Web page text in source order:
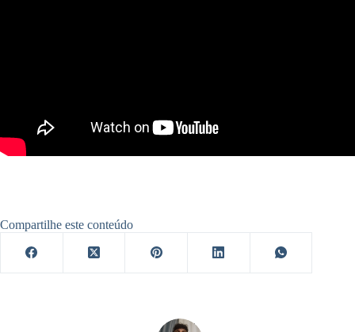
Compartilhe este conteúdo